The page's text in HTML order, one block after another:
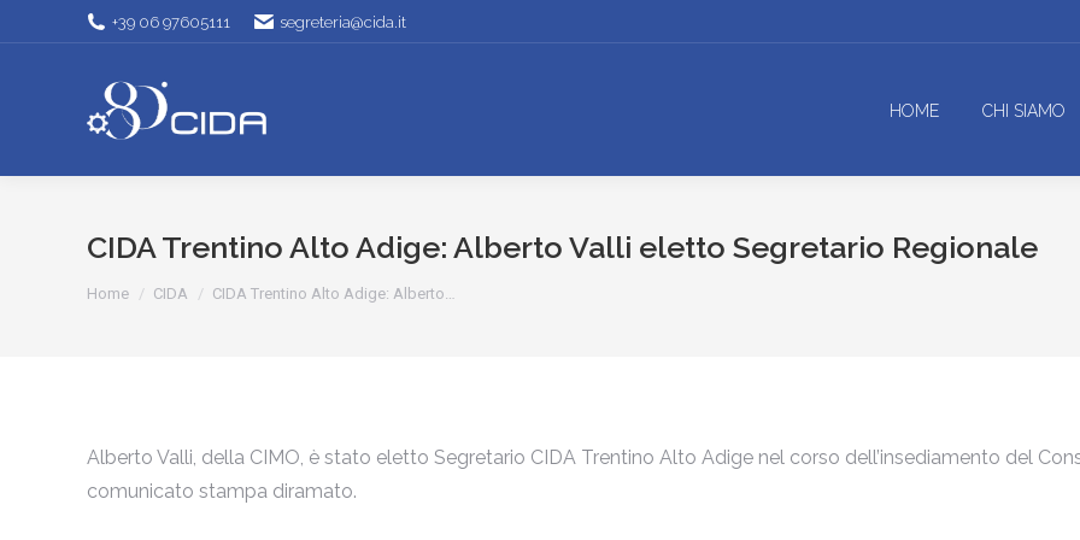
+39 06 97605111 segreteria@cida.it
HOME CHI SIAMO
CIDA Trentino Alto Adige: Alberto Valli eletto Segretario Regionale
Tu sei qui:
Home CIDA CIDA Trentino Alto Adige: Alberto…
Alberto Valli, della CIMO, è stato eletto Segretario CIDA Trentino Alto Adige nel corso dell’insediamento del
comunicato stampa diramato.